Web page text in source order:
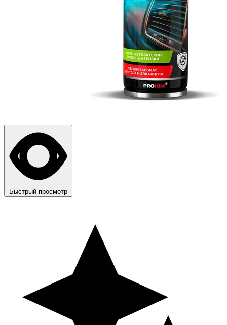
Быстрый просмотр